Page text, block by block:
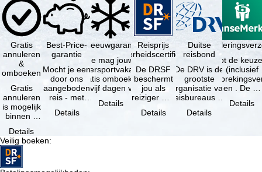
Gratis
annuleren
&
omboeken
Gratis
annuleren
is mogelijk
binnen 5
de
boeking,
als jouw
vakantie …
Details
Best-Price-
garantie
Mocht je een
door ons
aangeboden
reis - met
beschikbaarheid
Details
Sneeuwgarantie
Je mag jouw
wintersportvakantie
gratis omboeken
als vijf dagen voor
Details
Reisprijs
zekerheidscertificaat
De DRSF
beschermt
jou als
reiziger met
pakketreis
Details
Duitse
reisbond
De DRV is de
grootste
organisatie van
reisbureaus en
in Duitsland. …
Details
Je hebt de
(inclusief
en . De …
Details
Veilig boeken: